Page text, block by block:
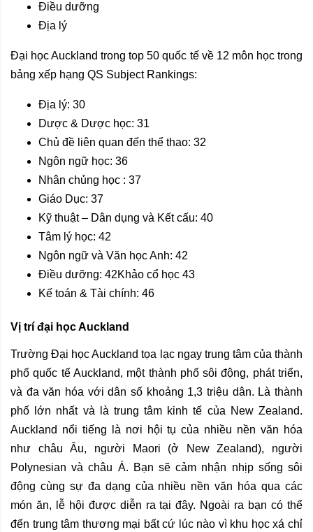
Điều dưỡng
Địa lý
Đại học Auckland trong top 50 quốc tế về 12 môn học trong
bảng xếp hạng QS Subject Rankings:
Địa lý: 30
Dược & Dược học: 31
Chủ đề liên quan đến thể thao: 32
Ngôn ngữ học: 36
Nhân chủng học : 37
Giáo Dục: 37
Kỹ thuật – Dân dụng và Kết cấu: 40
Tâm lý học: 42
Ngôn ngữ và Văn học Anh: 42
Điều dưỡng: 42Khảo cổ học 43
Kế toán & Tài chính: 46
Vị trí đại học Auckland
Trường Đại học Auckland tọa lạc ngay trung tâm của thành
phố quốc tế Auckland, một thành phố sôi động, phát triển,
và đa văn hóa với dân số khoảng 1,3 triệu dân. Là thành
phố lớn nhất và là trung tâm kinh tế của New Zealand.
Auckland nổi tiếng là nơi hội tụ của nhiều nền văn hóa
như châu Âu, người Maori (ở New Zealand), người
Polynesian và châu Á. Bạn sẽ cảm nhận nhịp sống sôi
động cùng sự đa dạng của nhiều nền văn hóa qua các
món ăn, lễ hội được diễn ra tại đây. Ngoài ra bạn có thể
đến trung tâm thương mại bất cứ lúc nào vì khu học xá chỉ